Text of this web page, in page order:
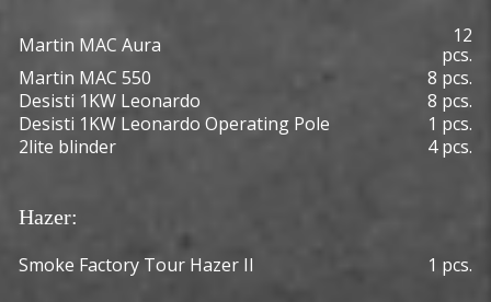
Martin MAC Aura
12
pcs.
Martin MAC 550
8 pcs.
Desisti 1KW Leonardo
8 pcs.
Desisti 1KW Leonardo Operating Pole
1 pcs.
2lite blinder
4 pcs.
Hazer:
Smoke Factory Tour Hazer II
1 pcs.